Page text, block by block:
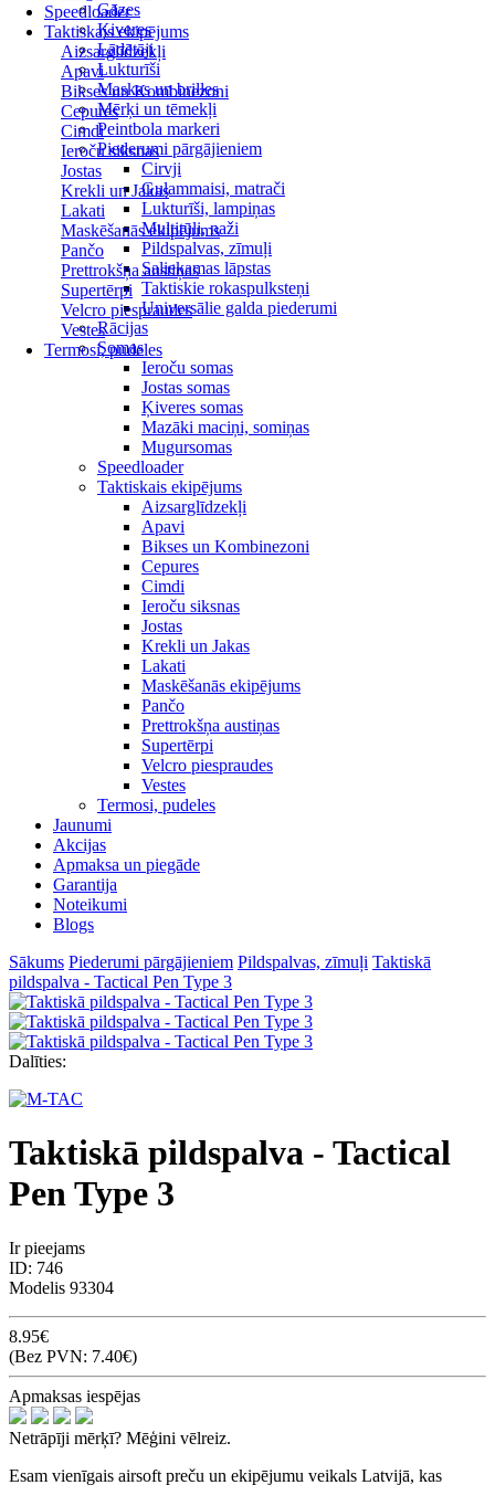
Speedloader
Taktiskais ekipējums
Aizsarglīdzekļi
Apavi
Bikses un Kombinezoni
Cepures
Cimdi
Ieroču siksnas
Jostas
Krekli un Jakas
Lakati
Maskēšanās ekipējums
Pančo
Prettrokšņa austiņas
Supertērpi
Velcro piespraudes
Vestes
Termosi, pudeles
Gāzes
Ķiveres
Lādētāji
Lukturīši
Maskas un brilles
Mērķi un tēmekļi
Peintbola markeri
Piederumi pārgājieniem
Cirvji
Guļammaisi, matrači
Lukturīši, lampiņas
Multitūli, naži
Pildspalvas, zīmuļi
Saliekamas lāpstas
Taktiskie rokaspulksteņi
Universālie galda piederumi
Rācijas
Somas
Ieroču somas
Jostas somas
Ķiveres somas
Mazāki maciņi, somiņas
Mugursomas
Speedloader
Taktiskais ekipējums
Aizsarglīdzekļi
Apavi
Bikses un Kombinezoni
Cepures
Cimdi
Ieroču siksnas
Jostas
Krekli un Jakas
Lakati
Maskēšanās ekipējums
Pančo
Prettrokšņa austiņas
Supertērpi
Velcro piespraudes
Vestes
Termosi, pudeles
Jaunumi
Akcijas
Apmaksa un piegāde
Garantija
Noteikumi
Blogs
Sākums Piederumi pārgājieniem Pildspalvas, zīmuļi Taktiskā
pildspalva - Tactical Pen Type 3
Dalīties:
Taktiskā pildspalva - Tactical
Pen Type 3
Ir pieejams
ID: 746
Modelis 93304
8.95€
(Bez PVN: 7.40€)
Apmaksas iespējas
Netrāpīji mērķī? Mēģini vēlreiz.
Esam vienīgais airsoft preču un ekipējumu veikals Latvijā, kas